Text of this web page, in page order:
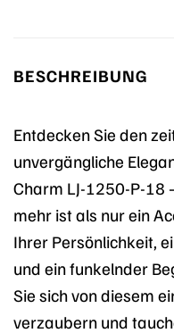
BESCHREIBUNG
Entdecken Sie den
unvergängliche
Charm LJ-1250-P-18
mehr ist als nur ein
Ihrer Persönlichkeit,
und ein funkelnder
Sie sich von diesem
verzaubern und